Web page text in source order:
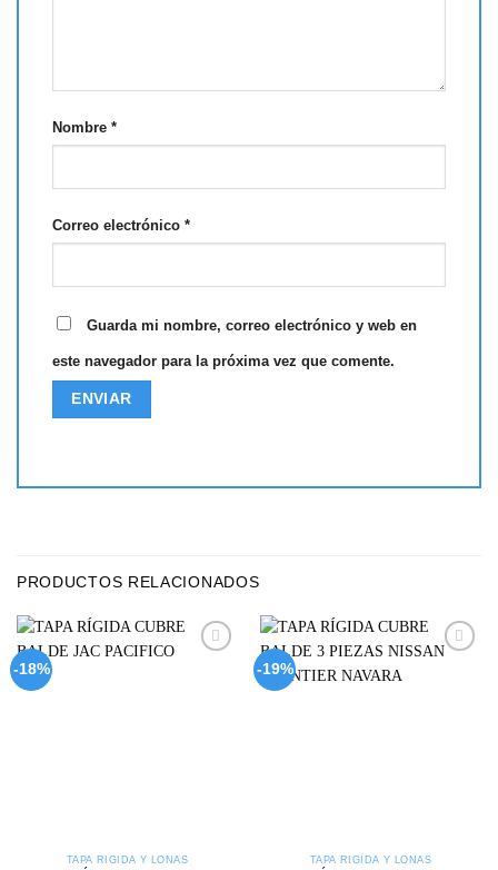
Nombre *
Correo electrónico *
Guarda mi nombre, correo electrónico y web en
este navegador para la próxima vez que comente.
PRODUCTOS RELACIONADOS
-18%
TAPA RÍGIDA Y LONAS
-19%
TAPA RÍGIDA Y LONAS